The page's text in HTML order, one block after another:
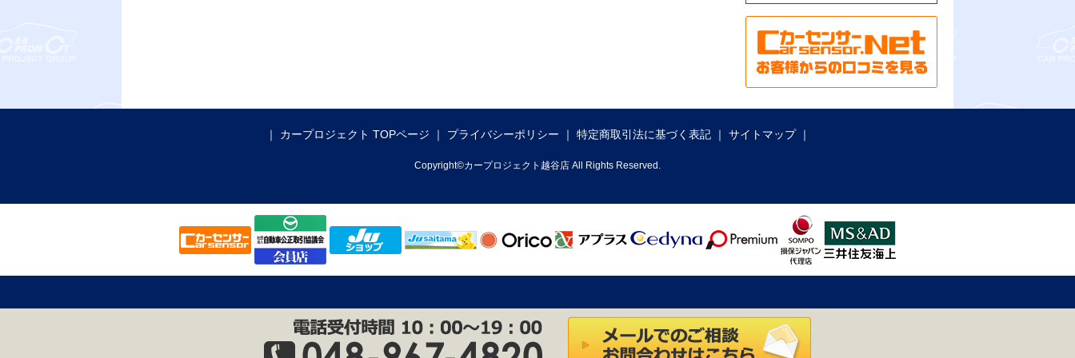
カープロジェクト TOPページ プライバシーポリシー 特定商取引法に基づく表記 サイトマップ
Copyright©カープロジェクト越谷店 All Rights Reserved.